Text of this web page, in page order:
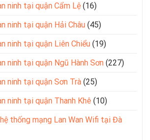
ninh tại quận Cẩm Lệ (16)
ninh tại quận Hải Châu (45)
ninh tại quận Liên Chiểu (19)
ninh tại quận Ngũ Hành Sơn (227)
ninh tại quận Sơn Trà (25)
ninh tại quận Thanh Khê (10)
thống mạng Lan Wan Wifi tại Đà